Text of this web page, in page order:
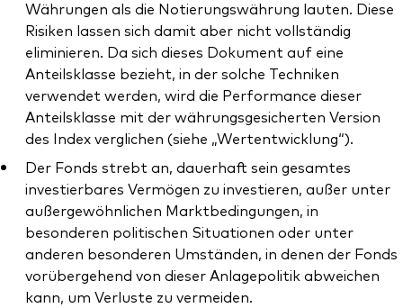
Währungen als die Notierungswährung lauten. Diese
Risiken lassen sich damit aber nicht vollständig
eliminieren. Da sich dieses Dokument auf eine
Anteilsklasse bezieht, in der solche Techniken
verwendet werden, wird die Performance dieser
Anteilsklasse mit der währungsgesicherten Version
des Index verglichen (siehe „Wertentwicklung“).
Der Fonds strebt an, dauerhaft sein gesamtes
investierbares Vermögen zu investieren, außer unter
außergewöhnlichen Marktbedingungen, in
besonderen politischen Situationen oder unter
anderen besonderen Umständen, in denen der Fonds
vorübergehend von dieser Anlagepolitik abweichen
kann, um Verluste zu vermeiden.